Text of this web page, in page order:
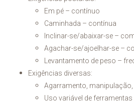
Em pé – contínuo
Caminhada – contínua
Inclinar-se/abaixar-se –
Agachar-se/ajoelhar-se –
Levantamento de peso –
Exigências diversas:
Agarramento,
Uso variável de